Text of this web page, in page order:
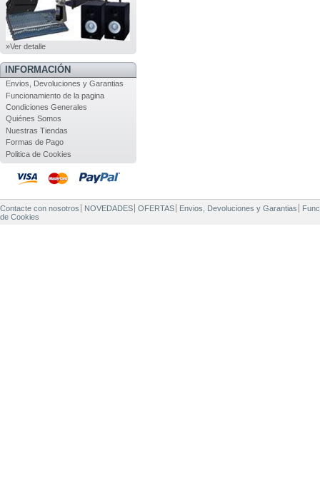
»Ver detalle
INFORMACIÓN
Envios, Devoluciones y Garantias
Funcionamiento de la pagina
Condiciones Generales
Quiénes Somos
Nuestras Tiendas
Formas de Pago
Politica de Cookies
Contacte con nosotros NOVEDADES OFERTAS Envios, Devoluciones y Garantias
de Cookies